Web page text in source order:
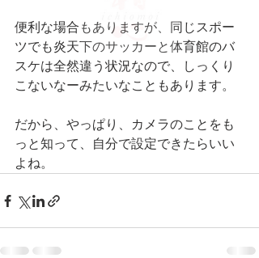
便利な場合もありますが、同じスポー
ツでも炎天下のサッカーと体育館のバ
スケは全然違う状況なので、しっくり
こないなーみたいなこともあります。
だから、やっぱり、カメラのことをも
っと知って、自分で設定できたらいい
よね。